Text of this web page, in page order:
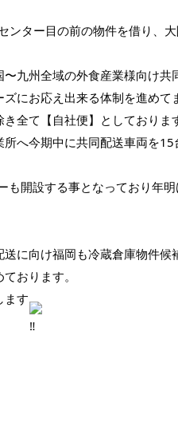
ター目の前の物件を借り、
九州全域の外食産業様向け共
にお応え出来る体制を進めて
全て【自社便】としておりま
へ今期中に共同配送車両を
も開設する事となっており年
に向け福岡も冷蔵倉庫物件候
おります。
ます